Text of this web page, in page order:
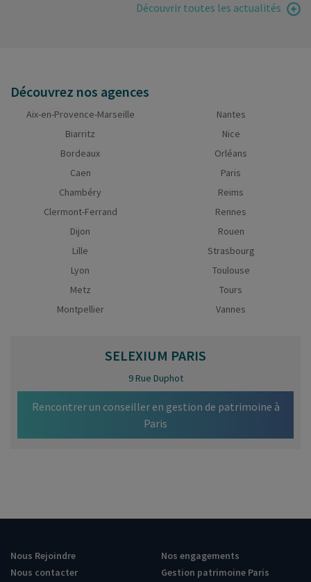
Découvrir toutes les actualités
Découvrez nos agences
Aix-en-Provence-Marseille
Biarritz
Bordeaux
Caen
Chambéry
Clermont-Ferrand
Dijon
Lille
Lyon
Metz
Montpellier
Nantes
Nice
Orléans
Paris
Reims
Rennes
Rouen
Strasbourg
Toulouse
Tours
Vannes
SELEXIUM PARIS
9 Rue Duphot
Rencontrer un conseiller en gestion de patrimoine à
Paris
Nous Rejoindre
Nous contacter
Nos engagements
Gestion patrimoine Paris